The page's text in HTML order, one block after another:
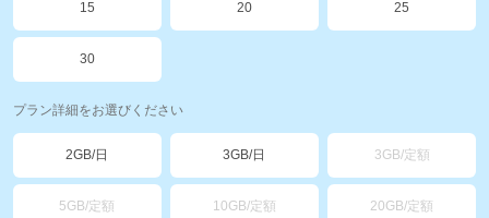
15 20 25
30
プラン詳細をお選びください
2GB/日 3GB/日 3GB/定額
5GB/定額 10GB/定額 20GB/定額